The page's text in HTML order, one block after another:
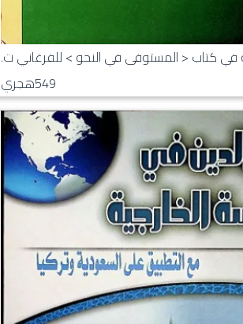
في كتاب < المستوفى في النحو > للفرغاني ت.
549هجري